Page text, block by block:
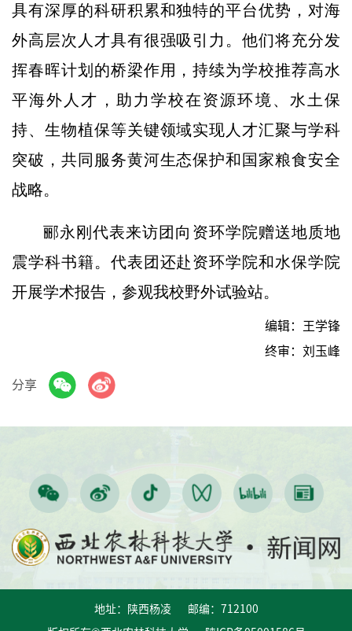
具有深厚的科研积累和独特的平台优势，对海
外高层次人才具有很强吸引力。他们将充分发
挥春晖计划的桥梁作用，持续为学校推荐高水
平海外人才，助力学校在资源环境、水土保
持、生物植保等关键领域实现人才汇聚与学科
突破，共同服务黄河生态保护和国家粮食安全
战略。
郦永刚代表来访团向资环学院赠送地质地
震学科书籍。代表团还赴资环学院和水保学院
开展学术报告，参观我校野外试验站。
编辑：王学锋
终审：刘玉峰
分享
地址：陕西杨凌 邮编：712100